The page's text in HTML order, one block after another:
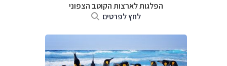
הפלגות לארצות הקוטב הצפוני
לחץ לפרטים